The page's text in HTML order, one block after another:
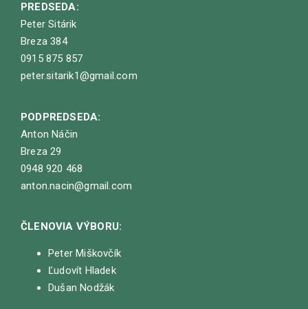
PREDSEDA:
Peter Sitárik
Breza 384
0915 875 857
peter.sitarik1@gmail.com
PODPREDSEDA:
Anton Náčin
Breza 29
0948 920 468
anton.nacin@gmail.com
ČLENOVIA VÝBORU:
Peter Miškovčík
Ľudovít Hladek
Dušan Nodžák